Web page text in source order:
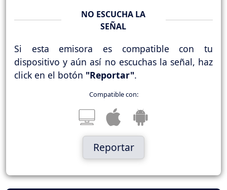
NO ESCUCHA LA
SEÑAL
Si esta emisora es compatible con tu
dispositivo y aún así no escuchas la señal, haz
click en el botón "Reportar".
Compatible con:
Reportar